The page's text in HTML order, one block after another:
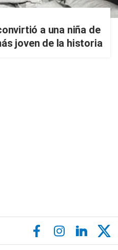
a una niña de
joven de la historia